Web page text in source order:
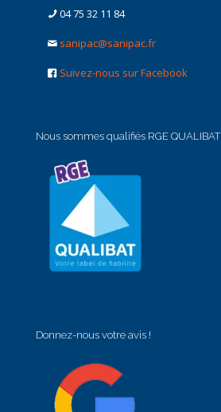
04 75 32 11 84
sanipac@sanipac.fr
Suivez-nous sur Facebook
Nous sommes qualifiés RGE QUALIBAT
Donnez-nous votre avis !